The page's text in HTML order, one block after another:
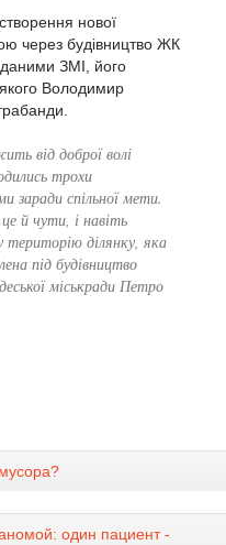
нової
через будівництво ЖК
ЗМІ, його
Володимир
від доброї волі
трохи
заради спільної мети.
й чути, і навіть
територію ділянку, яка
під будівництво
міськради Петро
один пациент -